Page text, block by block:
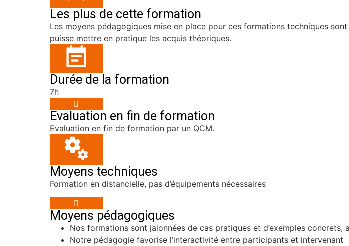
Les plus de cette formation
Les moyens pédagogiques mise en place pour ces formations techniques
puisse mettre en pratique les acquis théoriques.
Durée de la formation
7h
Evaluation en fin de formation
Evaluation en fin de formation par un QCM.
Moyens techniques
Formation en distancielle, pas d’équipements nécessaires
Moyens pédagogiques
Nos formations sont jalonnées de cas pratiques et d’exemples concrets,
Notre pédagogie favorise l’interactivité entre participants et intervenant